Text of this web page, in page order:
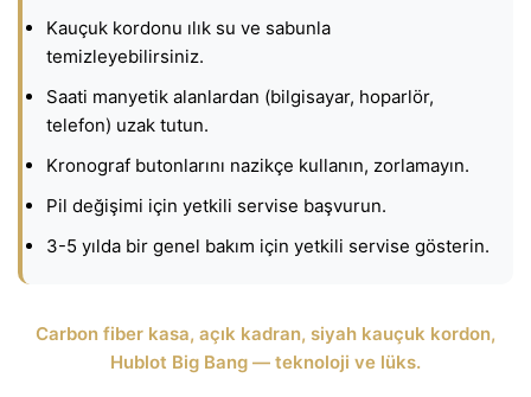
Kauçuk kordonu ılık su ve sabunla
temizleyebilirsiniz.
Saati manyetik alanlardan (bilgisayar, hoparlör,
telefon) uzak tutun.
Kronograf butonlarını nazikçe kullanın, zorlamayın.
Pil değişimi için yetkili servise başvurun.
3-5 yılda bir genel bakım için yetkili servise gösterin.
Carbon fiber kasa, açık kadran, siyah kauçuk kordon,
Hublot Big Bang — teknoloji ve lüks.